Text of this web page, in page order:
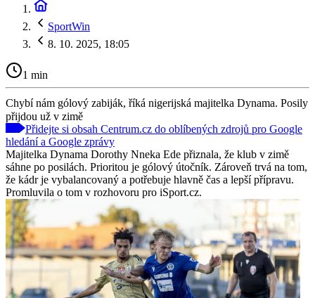
SportWin
8. 10. 2025, 18:05
1 min
Chybí nám gólový zabiják, říká nigerijská majitelka Dynama. Posily
přijdou už v zimě
Přidejte si obsah Centrum.cz do oblíbených zdrojů pro Google
hledání a Google zprávy
Majitelka Dynama Dorothy Nneka Ede přiznala, že klub v zimě
sáhne po posilách. Prioritou je gólový útočník. Zároveň trvá na tom,
že kádr je vybalancovaný a potřebuje hlavně čas a lepší přípravu.
Promluvila o tom v rozhovoru pro iSport.cz.